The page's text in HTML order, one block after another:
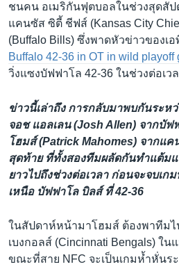
ชนคน อเมริกันฟุตบอลในช่วงสุดสัป
แคนซัส ซิตี้ ชีฟส์ (Kansas City
(Buffalo Bills) ซึ่งพาดหัวข่าวของเอ
Buffalo 42-36 in OT in wild playoff
วิ่งแซงบัฟฟาโล 42-36 ในช่วงต่อเ
ข่าวนี้เล่าถึง การกลับมาพบกันระห
จอช แอลเลน (Josh Allen) จากบั
โฮมส์ (Patrick Mahomes) จากแ
สุดท้าย ที่ทั้งสองทีมผลัดกันทำแต้ม
ยาวไปถึงช่วงต่อเวลา ก่อนจะจบเ
เหนือ บัฟฟาโล บิลส์ ที่ 42-36
ในสัปดาห์หน้ามาโฮมส์ ต้องพาทีม
เบงกอลส์ (Cincinnati Bengals) ใ
ขณะที่สาย NFC จะเป็นเกมห้ำหั่นร